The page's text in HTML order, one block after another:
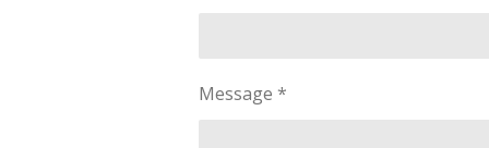
Message *